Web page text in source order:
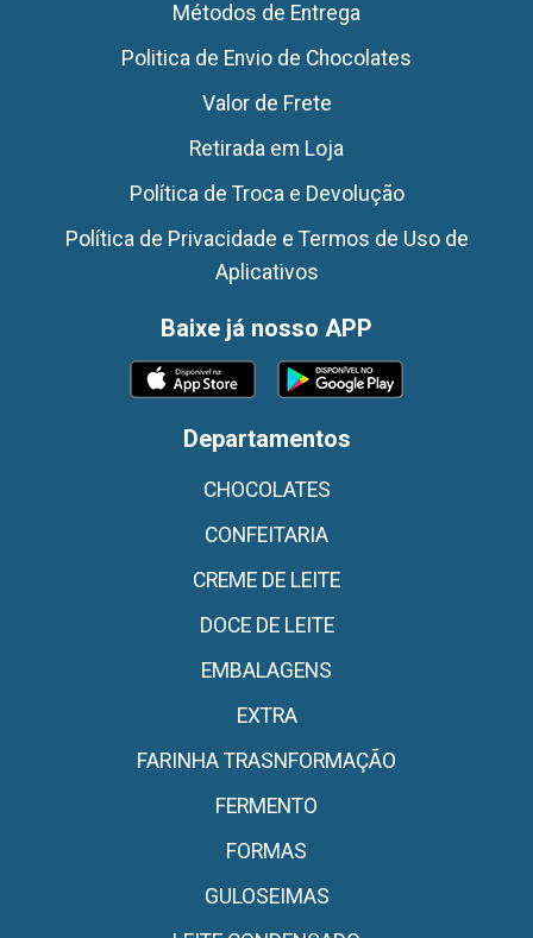
Métodos de Entrega
Politica de Envio de Chocolates
Valor de Frete
Retirada em Loja
Política de Troca e Devolução
Política de Privacidade e Termos de Uso de
Aplicativos
Baixe já nosso APP
Departamentos
CHOCOLATES
CONFEITARIA
CREME DE LEITE
DOCE DE LEITE
EMBALAGENS
EXTRA
FARINHA TRASNFORMAÇÃO
FERMENTO
FORMAS
GULOSEIMAS